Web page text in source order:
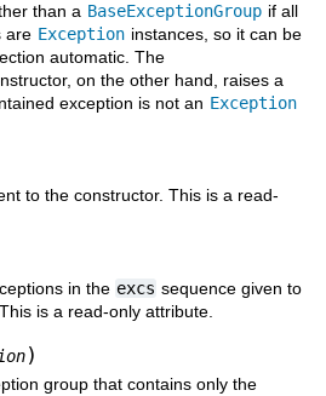
than a BaseExceptionGroup if all
are Exception instances, so it can be
automatic. The
on the other hand, raises a
exception is not an Exception
to the constructor. This is a read-
in the excs sequence given to
is a read-only attribute.
)
group that contains only the